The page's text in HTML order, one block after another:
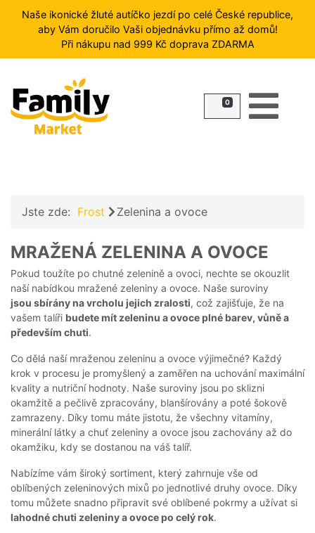
Naše ikonické žluté autíčko jezdí po celé České republice,
aby Vám doručilo Vaši objednávku přímo až domů!
Při nákupu nad 999 Kč doprava ZDARMA
FROST
ZMRZLINY
PŘÍLOHY
JÍDLA
DEZERTY
A
PEČIVO
OSTATNÍ
AKČNÍ
NABÍDKA
GRILOVÁNÍ
JAK
NAKOUPIT?
HLUBOKÉ
0
Jste zde: Frost Zelenina a ovoce
MRAŽENÁ ZELENINA A OVOCE
Pokud toužíte po chutné zelenině a ovoci, nechte se okouzlit
naší nabídkou mražené zeleniny a ovoce. Naše suroviny
jsou sbírány na vrcholu jejich zralosti, což zajišťuje, že na
vašem talíři budete mít zeleninu a ovoce plné barev, vůně a
především chuti.
Co dělá naší mraženou zeleninu a ovoce výjimečné? Každý
krok v procesu je promyšlený a zaměřen na uchování maximální
kvality a nutriční hodnoty. Naše suroviny jsou po sklizni
okamžitě a pečlivě zpracovány, blanšírovány a poté šokově
zamrazeny. Díky tomu máte jistotu, že všechny vitamíny,
minerální látky a chuť zeleniny a ovoce jsou zachovány až do
okamžiku, kdy se dostanou na váš talíř.
Nabízíme vám široký sortiment, který zahrnuje vše od
oblíbených zeleninových mixů po jednotlivé druhy ovoce. Díky
tomu můžete snadno připravit své oblíbené pokrmy a užívat si
lahodné chuti zeleniny a ovoce po celý rok.